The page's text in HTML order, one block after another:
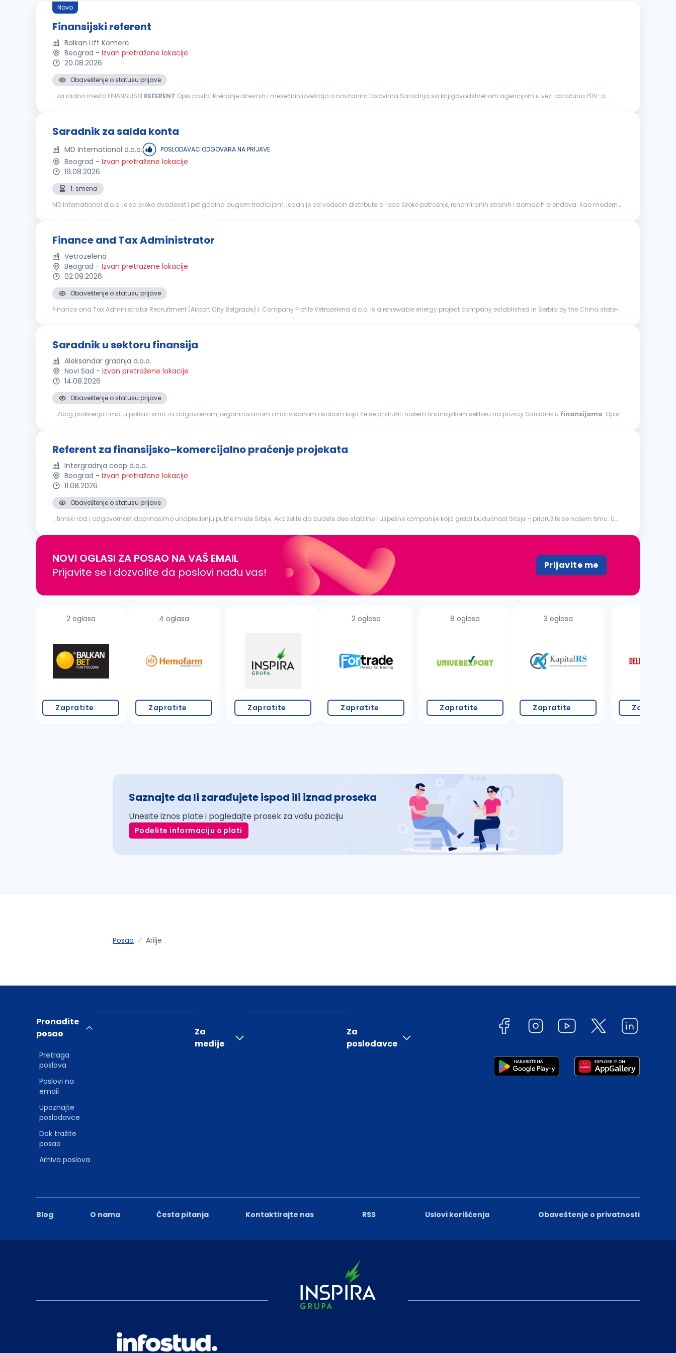
Novo
Finansijski referent
Balkan Lift Komerc
Beograd - Izvan pretražene lokacije
20.08.2026
Obaveštenje o statusu prijave
...za radno mesto FINANSIJSKI REFERENT Opis posla: Kreiranje dnevnih i mesečnih izveštaja o novčanim tokovima Saradnja sa knjigovodstvenom agencijom u vezi obračuna PDV-a
Saradnik za salda konta
MD International d.o.o. POSLODAVAC ODGOVARA NA PRIJAVE
Beograd - Izvan pretražene lokacije
19.08.2026
1. smena
MD International d.o.o. je sa preko dvadeset i pet godina dugom tradicijom, jedan je od vodećih distributera roba široke potrošnje, renomiranih stranih i domaćih brendova. Kao moderno
Finance and Tax Administrator
Vetrozelena
Beograd - Izvan pretražene lokacije
02.09.2026
Obaveštenje o statusu prijave
Finance and Tax Administrator Recruitment (Airport City Belgrade) I. Company Profile Vetrozelena d.o.o. is a renewable energy project company established in Serbia by the China state-
Saradnik u sektoru finansija
Aleksandar gradnja d.o.o.
Novi Sad - Izvan pretražene lokacije
14.08.2026
Obaveštenje o statusu prijave
...Zbog proširenja tima, u potrazi smo za odgovornom, organizovanom i motivisanom osobom koja će se pridružiti našem finansijskom sektoru na poziciji Saradnik u finansijama. Opis
Referent za finansijsko–komercijalno praćenje projekata
Intergradnja coop d.o.o.
Beograd - Izvan pretražene lokacije
11.08.2026
Obaveštenje o statusu prijave
...timski rad i odgovornost doprinosimo unapređenju putne mreže Srbije. Ako želite da budete deo stabilne i uspešne kompanije koja gradi budućnost Srbije – pridružite se našem timu. U
NOVI OGLASI ZA POSAO NA VAŠ EMAIL
Prijavite se i dozvolite da poslovi nađu vas!
Prijavite me
2 oglasa
Zapratite
4 oglasa
Zapratite Zapratite
2 oglasa
Zapratite
8 oglasa
Zapratite
3 oglasa
Zapratite Zapratite
Saznajte da li zarađujete ispod ili iznad proseka
Unesite iznos plate i pogledajte prosek za vašu poziciju
Podelite informaciju o plati
Posao Arilje
Blog O nama Česta pitanja Kontaktirajte nas RSS Uslovi korišćenja Obaveštenje o privatnosti
Pronađite
posao
Pretraga
poslova
Poslovi na
email
Upoznajte
poslodavce
Dok tražite
posao
Arhiva poslova
Za
medije
Za
poslodavce